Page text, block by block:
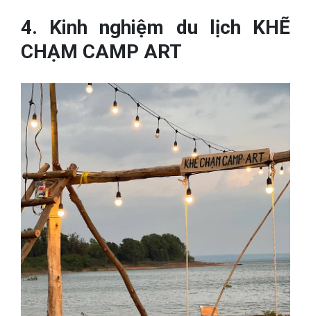
4. Kinh nghiệm du lịch KHẼ
CHẠM CAMP ART